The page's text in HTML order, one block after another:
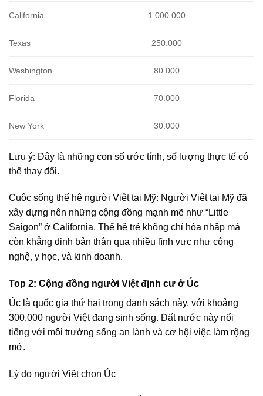
California 1.000.000
Texas 250.000
Washington 80.000
Florida 70.000
New York 30.000
Lưu ý: Đây là những con số ước tính, số lượng thực tế có
thể thay đổi.
Cuộc sống thế hệ người Việt tại Mỹ: Người Việt tại Mỹ đã
xây dựng nên những cộng đồng mạnh mẽ như “Little
Saigon” ở California. Thế hệ trẻ không chỉ hòa nhập mà
còn khẳng định bản thân qua nhiều lĩnh vực như công
nghệ, y học, và kinh doanh.
Top 2: Cộng đồng người Việt định cư ở Úc
Úc là quốc gia thứ hai trong danh sách này, với khoảng
300.000 người Việt đang sinh sống. Đất nước này nổi
tiếng với môi trường sống an lành và cơ hội việc làm rộng
mở.
Lý do người Việt chọn Úc